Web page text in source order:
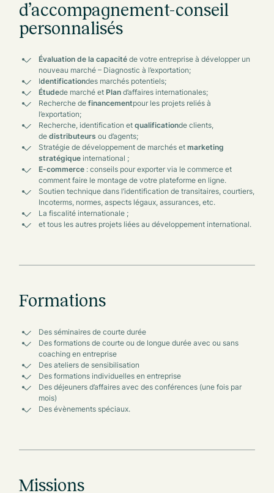
d’accompagnement-conseil
personnalisés
Évaluation de la capacitéde votre entreprise à développer un
nouveau marché – Diagnostic à l’exportation;
Identificationdes marchés potentiels;
Étudede marché etPlan d’affaires internationales;
Recherche definancementpour les projets reliés à
l’exportation;
Recherche, identification etqualificationde clients,
dedistributeurs ou d’agents;
Stratégie de développement de marchés etmarketing
stratégiqueinternational ;
E-commerce : conseils pour exporter via le commerce et
comment faire le montage de votre plateforme en ligne.
Soutien technique dans l’identification de transitaires, courtiers,
Incoterms, normes, aspects légaux, assurances, etc.
La fiscalité internationale ;
et tous les autres projets liées au développement international.
Formations
Des séminaires de courte durée
Des formations de courte ou de longue durée avec ou sans
coaching en entreprise
Des ateliers de sensibilisation
Des formations individuelles en entreprise
Des déjeuners d’affaires avec des conférences (une fois par
mois)
Des évènements spéciaux.
Missions